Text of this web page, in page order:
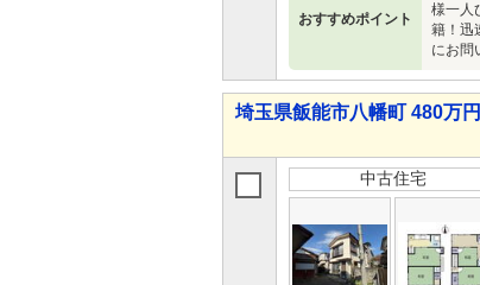
おすすめポイント
様一人
籍！迅
にお問
埼玉県飯能市八幡町 480万
中古住宅